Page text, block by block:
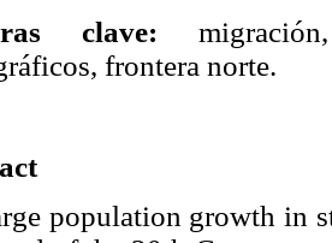
clave:
frontera norte.
population growth in